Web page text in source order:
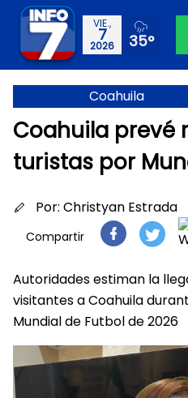
VIE.,
7
2026 35°
Coahuila
Coahuila prevé
turistas por
Por: Christyan Estrada
Compartir
Autoridades estiman la
visitantes a Coahuila
Mundial de Futbol de 2026